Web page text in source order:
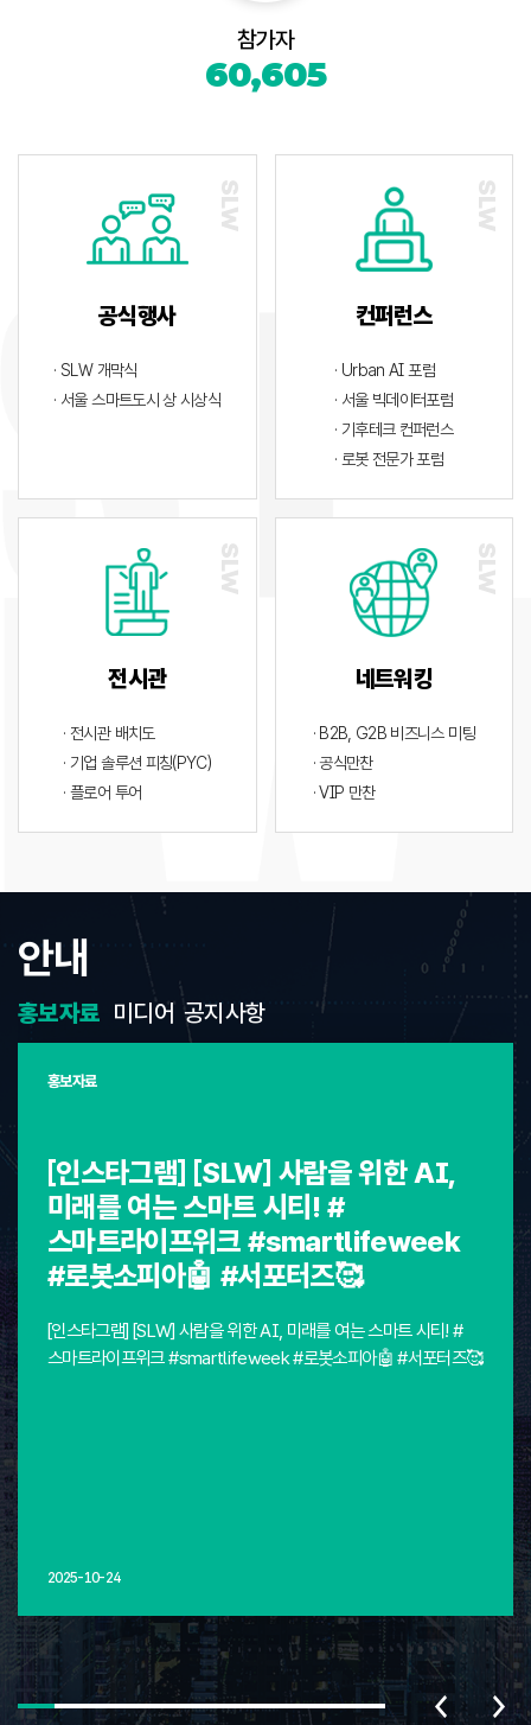
참가자
60,605
공식행사
· SLW 개막식
· 서울 스마트도시 상 시상식
컨퍼런스
· Urban AI 포럼
· 서울 빅데이터포럼
· 기후테크 컨퍼런스
· 로봇 전문가 포럼
전시관
· 전시관 배치도
· 기업 솔루션 피칭(PYC)
· 플로어 투어
네트워킹
· B2B, G2B 비즈니스 미팅
· 공식만찬
· VIP 만찬
안내
홍보자료
홍보자료
[인스타그램] [SLW] 사람을 위한 AI,
미래를 여는 스마트 시티! #
스마트라이프위크 #smartlifeweek
#로봇소피아🤖 #서포터즈🥰
[인스타그램] [SLW] 사람을 위한 AI, 미래를 여는 스마트 시티! #
스마트라이프위크 #smartlifeweek #로봇소피아🤖 #서포터즈🥰
2025-10-24
미디어 공지사항